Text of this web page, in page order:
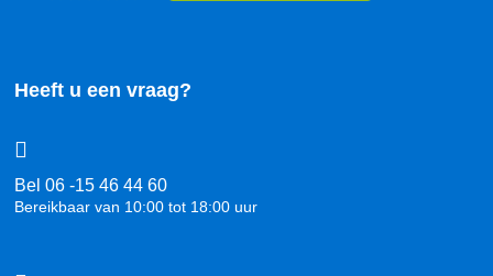
Heeft u een vraag?
Bel 06 -15 46 44 60
Bereikbaar van 10:00 tot 18:00 uur